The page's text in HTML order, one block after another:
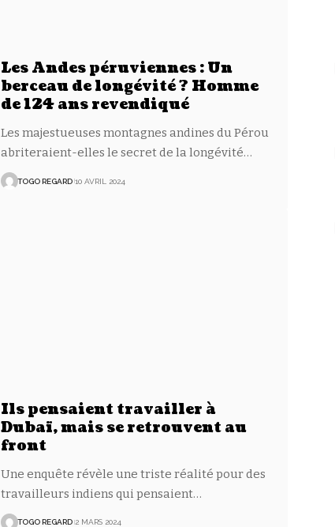
Les Andes péruviennes : Un
berceau de longévité ? Homme
de 124 ans revendiqué
Les majestueuses montagnes andines du Pérou
abriteraient-elles le secret de la longévité…
TOGO REGARD 10 AVRIL 2024
Ils pensaient travailler à
Dubaï, mais se retrouvent au
front
Une enquête révèle une triste réalité pour des
travailleurs indiens qui pensaient…
TOGO REGARD 2 MARS 2024